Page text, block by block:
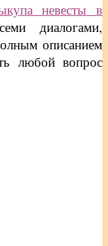
невесты в
диалогами,
описанием
любой вопрос